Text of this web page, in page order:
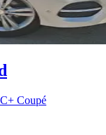
Coupé